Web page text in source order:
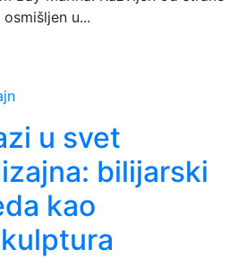
u...
u svet
bilijarski
kao